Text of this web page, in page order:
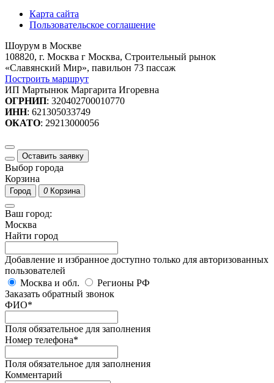
Карта сайта
Пользовательское соглашение
Шоурум в Москве
108820, г. Москва г Москва, Строительный рынок
«Славянский Мир», павильон 73 пассаж
Построить маршрут
ИП Мартынюк Маргарита Игоревна
ОГРНИП: 320402700010770
ИНН: 621305033749
ОКАТО: 29213000056
Оставить заявку
Выбор города
Корзина
Город 0 Корзина
Ваш город:
Москва
Найти город
Добавление и избранное доступно только для авторизованных
пользователей
Москва и обл.
Регионы РФ
Заказать обратный звонок
ФИО*
Поля обязательное для заполнения
Номер телефона*
Поля обязательное для заполнения
Комментарий